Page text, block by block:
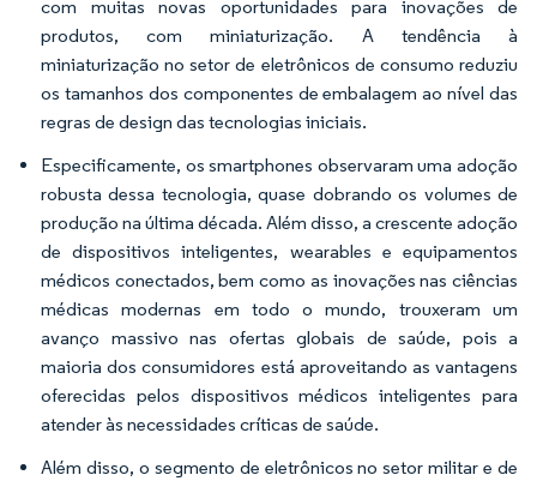
com muitas novas oportunidades para inovações de
produtos, com miniaturização. A tendência à
miniaturização no setor de eletrônicos de consumo reduziu
os tamanhos dos componentes de embalagem ao nível das
regras de design das tecnologias iniciais.
Especificamente, os smartphones observaram uma adoção
robusta dessa tecnologia, quase dobrando os volumes de
produção na última década. Além disso, a crescente adoção
de dispositivos inteligentes, wearables e equipamentos
médicos conectados, bem como as inovações nas ciências
médicas modernas em todo o mundo, trouxeram um
avanço massivo nas ofertas globais de saúde, pois a
maioria dos consumidores está aproveitando as vantagens
oferecidas pelos dispositivos médicos inteligentes para
atender às necessidades críticas de saúde.
Além disso, o segmento de eletrônicos no setor militar e de